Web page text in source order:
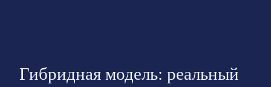
Гибридная модель: реальный